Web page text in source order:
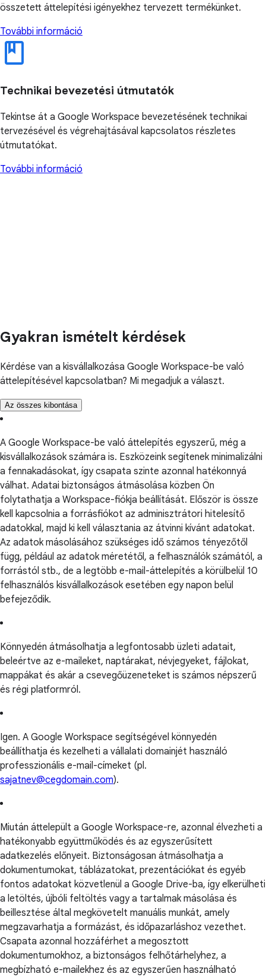
összetett áttelepítési igényekhez tervezett termékünket.
További információ
Technikai bevezetési útmutatók
Tekintse át a Google Workspace bevezetésének technikai
tervezésével és végrehajtásával kapcsolatos részletes
útmutatókat.
További információ
Gyakran ismételt kérdések
Kérdése van a kisvállalkozása Google Workspace-be való
áttelepítésével kapcsolatban? Mi megadjuk a választ.
Az összes kibontása
A Google Workspace-be való áttelepítés egyszerű, még a
kisvállalkozások számára is. Eszközeink segítenek minimalizálni
a fennakadásokat, így csapata szinte azonnal hatékonnyá
válhat. Adatai biztonságos átmásolása közben Ön
folytathatja a Workspace-fiókja beállítását. Először is össze
kell kapcsolnia a forrásfiókot az adminisztrátori hitelesítő
adatokkal, majd ki kell választania az átvinni kívánt adatokat.
Az adatok másolásához szükséges idő számos tényezőtől
függ, például az adatok méretétől, a felhasználók számától, a
forrástól stb., de a legtöbb e-mail-áttelepítés a körülbelül 10
felhasználós kisvállalkozások esetében egy napon belül
befejeződik.
Könnyedén átmásolhatja a legfontosabb üzleti adatait,
beleértve az e-maileket, naptárakat, névjegyeket, fájlokat,
mappákat és akár a csevegőüzeneteket is számos népszerű
és régi platformról.
Igen. A Google Workspace segítségével könnyedén
beállíthatja és kezelheti a vállalati domainjét használó
professzionális e-mail-címeket (pl.
sajatnev@cegdomain.com).
Miután áttelepült a Google Workspace-re, azonnal élvezheti a
hatékonyabb együttműködés és az egyszerűsített
adatkezelés előnyeit. Biztonságosan átmásolhatja a
dokumentumokat, táblázatokat, prezentációkat és egyéb
fontos adatokat közvetlenül a Google Drive-ba, így elkerülheti
a letöltés, újbóli feltöltés vagy a tartalmak másolása és
beillesztése által megkövetelt manuális munkát, amely
megzavarhatja a formázást, és időpazarláshoz vezethet.
Csapata azonnal hozzáférhet a megosztott
dokumentumokhoz, a biztonságos felhőtárhelyhez, a
megbízható e-mailekhez és az egyszerűen használható